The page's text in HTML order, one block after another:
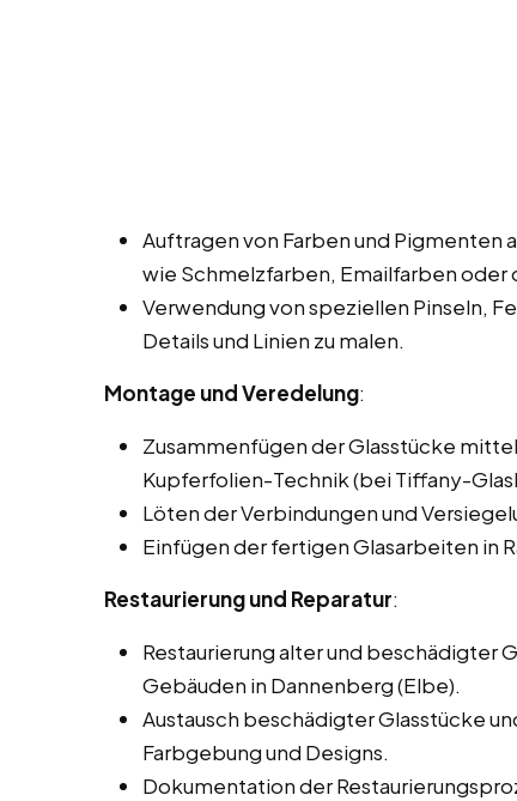
Auftragen von Farben und Pigmenten
wie Schmelzfarben, Emailfarben oder
Verwendung von speziellen Pinseln,
Details und Linien zu malen.
Montage und Veredelung:
Zusammenfügen der Glasstücke
Kupferfolien-Technik (bei Tiffany-
Löten der Verbindungen und
Einfügen der fertigen Glasarbeiten in
Restaurierung und Reparatur:
Restaurierung alter und beschädigter
Gebäuden in Dannenberg (Elbe).
Austausch beschädigter Glasstücke
Farbgebung und Designs.
Dokumentation der